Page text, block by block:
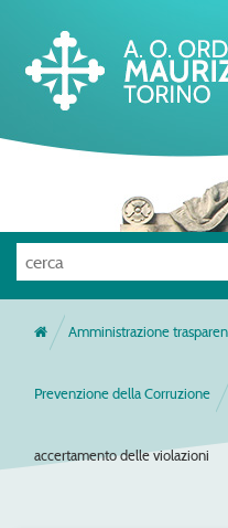
Amministrazione
Prevenzione della Corruzione
accertamento delle violazioni